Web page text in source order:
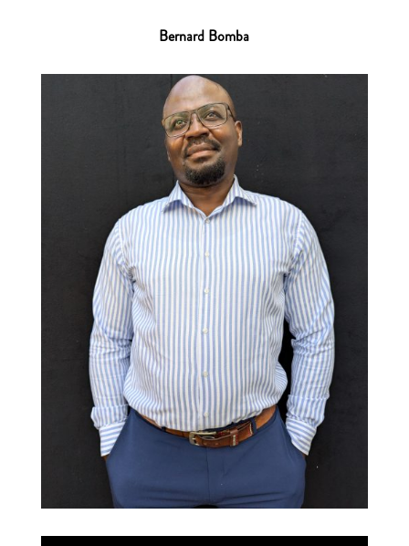
Bernard Bomba